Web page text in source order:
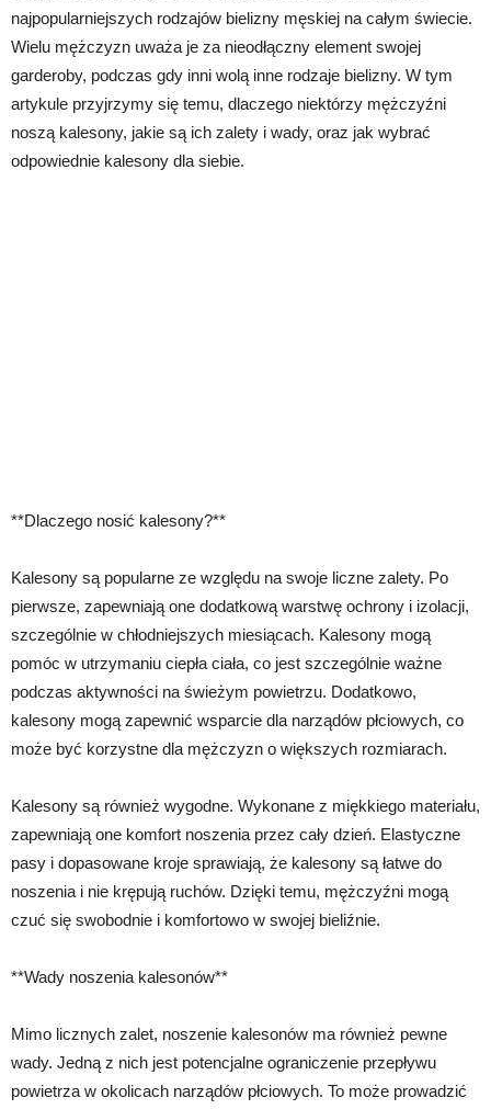
najpopularniejszych rodzajów bielizny męskiej na całym świecie.
Wielu mężczyzn uważa je za nieodłączny element swojej
garderoby, podczas gdy inni wolą inne rodzaje bielizny. W tym
artykule przyjrzymy się temu, dlaczego niektórzy mężczyźni
noszą kalesony, jakie są ich zalety i wady, oraz jak wybrać
odpowiednie kalesony dla siebie.
**Dlaczego nosić kalesony?**
Kalesony są popularne ze względu na swoje liczne zalety. Po
pierwsze, zapewniają one dodatkową warstwę ochrony i izolacji,
szczególnie w chłodniejszych miesiącach. Kalesony mogą
pomóc w utrzymaniu ciepła ciała, co jest szczególnie ważne
podczas aktywności na świeżym powietrzu. Dodatkowo,
kalesony mogą zapewnić wsparcie dla narządów płciowych, co
może być korzystne dla mężczyzn o większych rozmiarach.
Kalesony są również wygodne. Wykonane z miękkiego materiału,
zapewniają one komfort noszenia przez cały dzień. Elastyczne
pasy i dopasowane kroje sprawiają, że kalesony są łatwe do
noszenia i nie krępują ruchów. Dzięki temu, mężczyźni mogą
czuć się swobodnie i komfortowo w swojej bieliźnie.
**Wady noszenia kalesonów**
Mimo licznych zalet, noszenie kalesonów ma również pewne
wady. Jedną z nich jest potencjalne ograniczenie przepływu
powietrza w okolicach narządów płciowych. To może prowadzić